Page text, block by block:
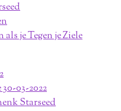
je Tegen je Ziele
03-2022
Starseed